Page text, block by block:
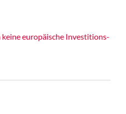
europäische Investitions-